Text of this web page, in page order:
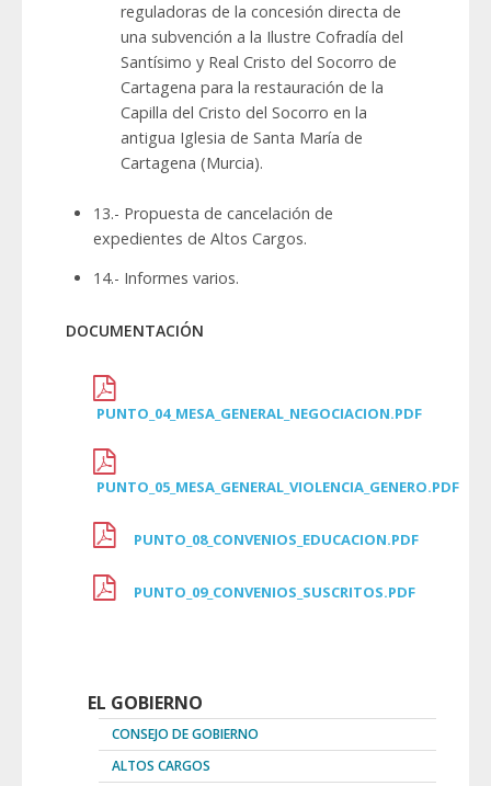
reguladoras de la concesión directa de
una subvención a la Ilustre Cofradía del
Santísimo y Real Cristo del Socorro de
Cartagena para la restauración de la
Capilla del Cristo del Socorro en la
antigua Iglesia de Santa María de
Cartagena (Murcia).
13.- Propuesta de cancelación de
expedientes de Altos Cargos.
14.- Informes varios.
DOCUMENTACIÓN
PUNTO_04_MESA_GENERAL_NEGOCIACION.PDF
PUNTO_05_MESA_GENERAL_VIOLENCIA_GENERO.PDF
PUNTO_08_CONVENIOS_EDUCACION.PDF
PUNTO_09_CONVENIOS_SUSCRITOS.PDF
EL GOBIERNO
CONSEJO DE GOBIERNO
ALTOS CARGOS